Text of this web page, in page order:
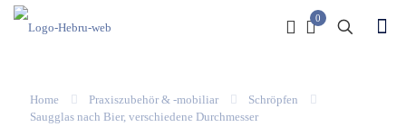
0
Home Praxiszubehör & -mobiliar
Schröpfen
Saugglas nach Bier, verschiedene Durchmesser